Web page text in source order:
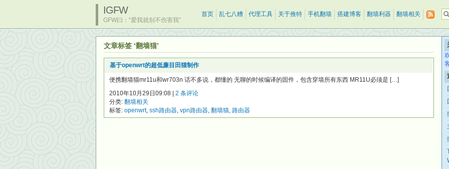
IGFW
GFW曰：“爱我就别不伤害我”
首页 乱七八糟 代理工具 关于推特 手机翻墙 搭建博客 翻墙利器 翻墙相关
文章标签 ‘翻墙猫’
基于openwrt的超低廉目田猫制作
便携翻墙猫mr11u和wr703n 话不多说，都懂的 无聊的时候编译的固件，包含穿墙所有东西 MR11U必须是 […]
2010年10月29日09:08 | 2 条评论
分类: 翻墙相关
标签: openwrt, ssh路由器, vpn路由器, 翻墙猫, 路由器